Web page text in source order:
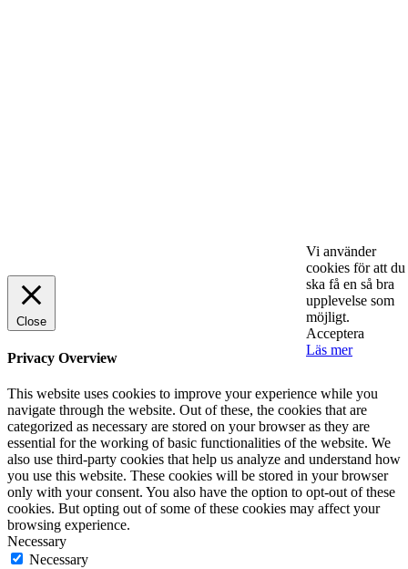
© 2025 StartUp Media. All Rights Reserved.Vi använder
cookies för att du
ska få en så bra
upplevelse som
möjligt.
Acceptera
Läs mer
Close
Privacy Overview
This website uses cookies to improve your experience while you
navigate through the website. Out of these, the cookies that are
categorized as necessary are stored on your browser as they are
essential for the working of basic functionalities of the website. We
also use third-party cookies that help us analyze and understand how
you use this website. These cookies will be stored in your browser
only with your consent. You also have the option to opt-out of these
cookies. But opting out of some of these cookies may affect your
browsing experience.
Necessary
Necessary